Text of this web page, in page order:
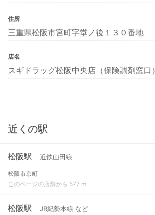
住所
三重県松阪市宮町字堂ノ後１３０番地
店名
スギドラッグ松阪中央店（保険調剤窓口）
近くの駅
松阪駅 近鉄山田線
松阪市京町
このページの店舗から 577 m
松阪駅 JR紀勢本線 など